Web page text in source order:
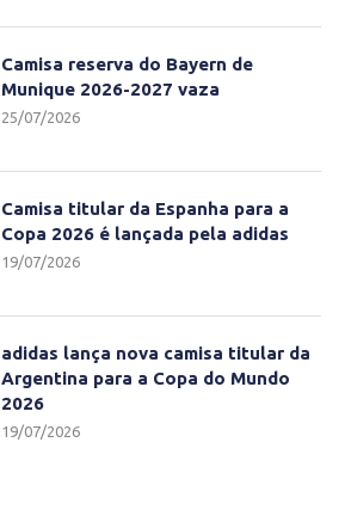
Camisa reserva do Bayern de
Munique 2026-2027 vaza
25/07/2026
Camisa titular da Espanha para a
Copa 2026 é lançada pela adidas
19/07/2026
adidas lança nova camisa titular da
Argentina para a Copa do Mundo
2026
19/07/2026